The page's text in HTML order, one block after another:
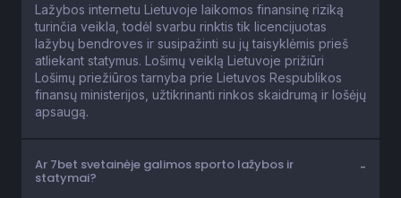
Lažybos internetu Lietuvoje laikomos finansinę riziką
turinčia veikla, todėl svarbu rinktis tik licencijuotas
lažybų bendroves ir susipažinti su jų taisyklėmis prieš
atliekant statymus. Lošimų veiklą Lietuvoje prižiūri
Lošimų priežiūros tarnyba prie Lietuvos Respublikos
finansų ministerijos, užtikrinanti rinkos skaidrumą ir lošėjų
apsaugą.
Ar 7bet svetainėje galimos sporto lažybos ir
statymai?